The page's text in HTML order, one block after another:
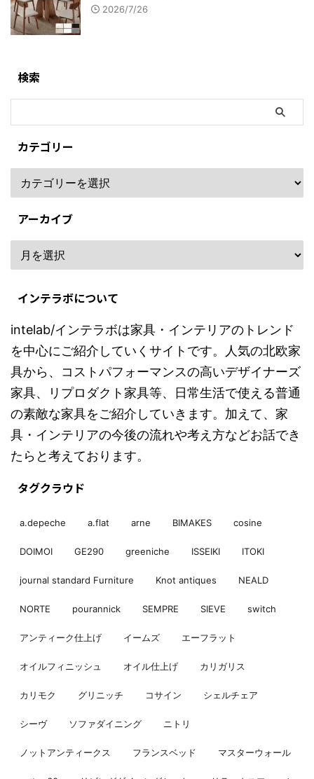
2026/7/26
検索
カテゴリー
アーカイブ
インテラボについて
intelab/インテラボは家具・インテリアのトレンド
を中心にご紹介していくサイトです。人気の北欧家
具から、コストパフォーマンスの高いデザイナーズ
家具、リプロダクト家具等、日常生活で使える普通
の素敵な家具をご紹介していきます。加えて、家
具・インテリアの今後の流れや考え方などお話でき
たらと考えております。
タグクラウド
a.depeche a.flat arne BIMAKES cosine
DOIMOI GE290 greeniche ISSEIKI ITOKI
journal standard Furniture Knot antiques NEALD
NORTE pourannick SEMPRE SIEVE switch
アンティーク仕上げ イームズ エーフラット
オイルフィニッシュ オイル仕上げ カリガリス
カリモク グリニッチ コサイン シェルチェア
シーヴ ソファダイニング ニトリ
ノットアンティークス フランスベッド マスターウォール